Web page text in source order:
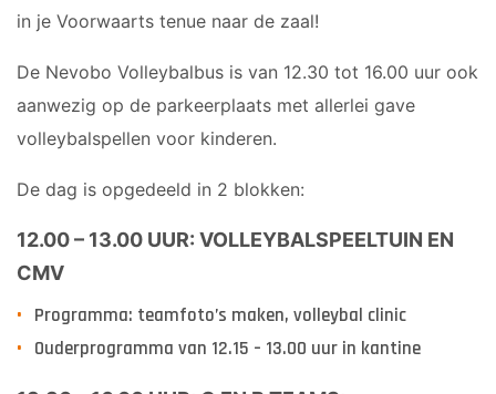
Volleystars Level 3
Volleystars Level 4-2
Volleystars Level 4-3
Volleystars Level 5-1
Volleybalspeeltuin
in je Voorwaarts tenue naar de zaal!
De Nevobo Volleybalbus is van 12.30 tot 16.00 uur ook
aanwezig op de parkeerplaats met allerlei gave
volleybalspellen voor kinderen.
De dag is opgedeeld in 2 blokken:
12.00 – 13.00 UUR: VOLLEYBALSPEELTUIN EN
CMV
Programma: teamfoto’s maken, volleybal clinic
Ouderprogramma van 12.15 – 13.00 uur in kantine